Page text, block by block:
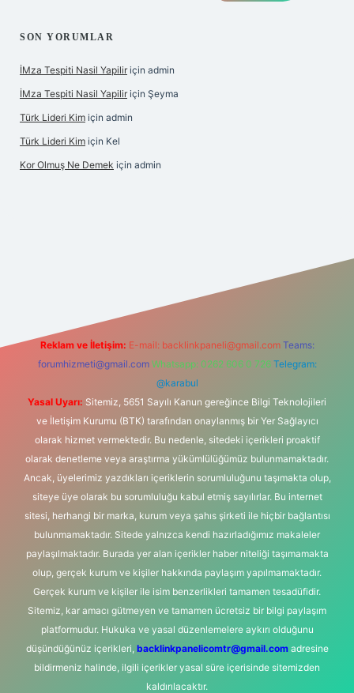
SON YORUMLAR
İMza Tespiti Nasil Yapilir için admin
İMza Tespiti Nasil Yapilir için Şeyma
Türk Lideri Kim için admin
Türk Lideri Kim için Kel
Kor Olmuş Ne Demek için admin
Reklam ve İletişim: E-mail: backlinkpaneli@gmail.com Teams:
forumhizmeti@gmail.com Whatsapp: 0262 606 0 726 Telegram:
@karabul
Yasal Uyarı: Sitemiz, 5651 Sayılı Kanun gereğince Bilgi Teknolojileri
ve İletişim Kurumu (BTK) tarafından onaylanmış bir Yer Sağlayıcı
olarak hizmet vermektedir. Bu nedenle, sitedeki içerikleri proaktif
olarak denetleme veya araştırma yükümlülüğümüz bulunmamaktadır.
Ancak, üyelerimiz yazdıkları içeriklerin sorumluluğunu taşımakta olup,
siteye üye olarak bu sorumluluğu kabul etmiş sayılırlar. Bu internet
sitesi, herhangi bir marka, kurum veya şahıs şirketi ile hiçbir bağlantısı
bulunmamaktadır. Sitede yalnızca kendi hazırladığımız makaleler
paylaşılmaktadır. Burada yer alan içerikler haber niteliği taşımamakta
olup, gerçek kurum ve kişiler hakkında paylaşım yapılmamaktadır.
Gerçek kurum ve kişiler ile isim benzerlikleri tamamen tesadüfidir.
Sitemiz, kar amacı gütmeyen ve tamamen ücretsiz bir bilgi paylaşım
platformudur. Hukuka ve yasal düzenlemelere aykırı olduğunu
düşündüğünüz içerikleri, backlinkpanelicomtr@gmail.comadresine
bildirmeniz halinde, ilgili içerikler yasal süre içerisinde sitemizden
kaldırılacaktır.